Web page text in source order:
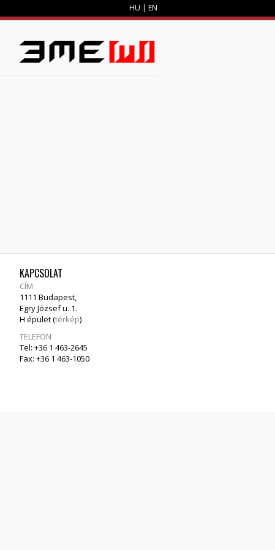
HU | EN
KAPCSOLAT
CÍM
1111 Budapest,
Egry József u. 1.
H épület (térkép)
TELEFON
Tel: +36 1 463-2645
Fax: +36 1 463-1050